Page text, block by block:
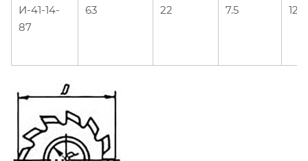
И-41-14-
87
63 22 7.5 12